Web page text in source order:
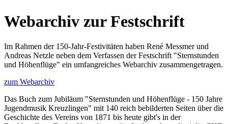
Webarchiv zur Festschrift
Im Rahmen der 150-Jahr-Festivitäten haben René Messmer und
Andreas Netzle neben dem Verfassen der Festschrift "Sternstunden
und Höhenflüge" ein umfangreiches Webarchiv zusammengetragen.
zum Webarchiv
Das Buch zum Jubiläum "Sternstunden und Höhenflüge - 150 Jahre
Jugendmusik Kreuzlingen" mit 140 reich bebilderten Seiten über die
Geschichte des Vereins von 1871 bis heute gibt's in der